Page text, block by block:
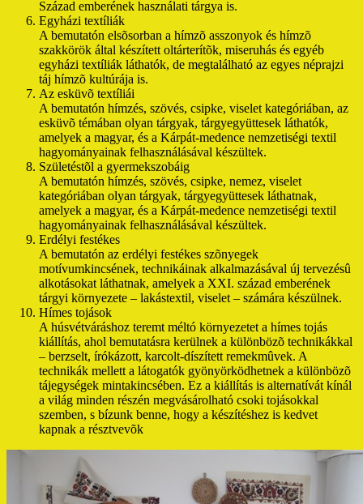
Század emberének használati tárgya is.
Egyházi textíliák
A bemutatón elsõsorban a hímzõ asszonyok és hímzõ
szakkörök által készített oltárterítõk, miseruhás és egyéb
egyházi textíliák láthatók, de megtalálható az egyes néprajzi
táj hímzõ kultúrája is.
Az esküvõ textíliái
A bemutatón hímzés, szövés, csipke, viselet kategóriában, az
esküvõ témában olyan tárgyak, tárgyegyüttesek láthatók,
amelyek a magyar, és a Kárpát-medence nemzetiségi textil
hagyományainak felhasználásával készültek.
Születéstõl a gyermekszobáig
A bemutatón hímzés, szövés, csipke, nemez, viselet
kategóriában olyan tárgyak, tárgyegyüttesek láthatnak,
amelyek a magyar, és a Kárpát-medence nemzetiségi textil
hagyományainak felhasználásával készültek.
Erdélyi festékes
A bemutatón az erdélyi festékes szõnyegek
motívumkincsének, technikáinak alkalmazásával új tervezésû
alkotásokat láthatnak, amelyek a XXI. század emberének
tárgyi környezete – lakástextil, viselet – számára készülnek.
Hímes tojások
A húsvétváráshoz teremt méltó környezetet a hímes tojás
kiállítás, ahol bemutatásra kerülnek a különbözõ technikákkal
– berzselt, írókázott, karcolt-díszített remekmûvek. A
technikák mellett a látogatók gyönyörködhetnek a különbözõ
tájegységek mintakincsében. Ez a kiállítás is alternatívát kínál
a világ minden részén megvásárolható csoki tojásokkal
szemben, s bízunk benne, hogy a készítéshez is kedvet
kapnak a résztvevõk